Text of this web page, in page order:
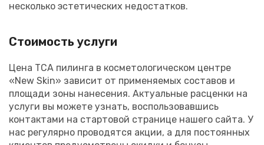
несколько эстетических недостатков.
Стоимость услуги
Цена ТСА пилинга в косметологическом центре
«New Skin» зависит от применяемых составов и
площади зоны нанесения. Актуальные расценки на
услуги вы можете узнать, воспользовавшись
контактами на стартовой странице нашего сайта. У
нас регулярно проводятся акции, а для постоянных